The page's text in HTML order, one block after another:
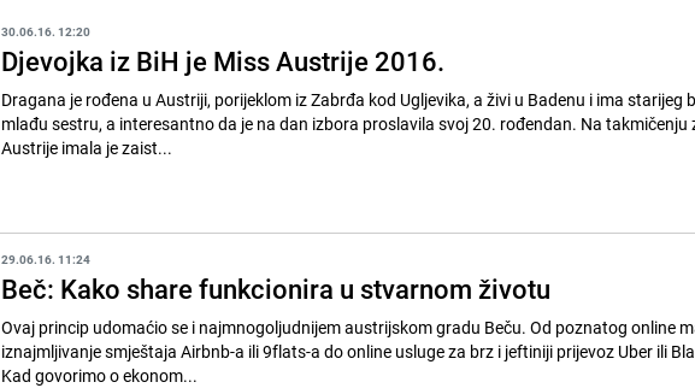
30.06.16. 12:20
Djevojka iz BiH je Miss Austrije 2016.
Dragana je rođena u Austriji, porijeklom iz Zabrđa kod Ugljevika, a živi u Badenu i ima starijeg
mlađu sestru, a interesantno da je na dan izbora proslavila svoj 20. rođendan. Na takmičenju
Austrije imala je zaist...
29.06.16. 11:24
Beč: Kako share funkcionira u stvarnom životu
Ovaj princip udomaćio se i najmnogoljudnijem austrijskom gradu Beču. Od poznatog online
iznajmljivanje smještaja Airbnb-a ili 9flats-a do online usluge za brz i jeftiniji prijevoz Uber ili
Kad govorimo o ekonom...